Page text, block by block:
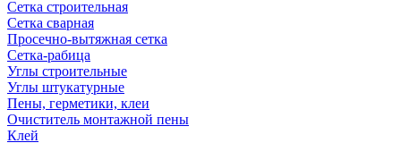
Сетка строительная
Сетка сварная
Просечно-вытяжная сетка
Сетка-рабица
Углы строительные
Углы штукатурные
Пены, герметики, клеи
Очиститель монтажной пены
Клей